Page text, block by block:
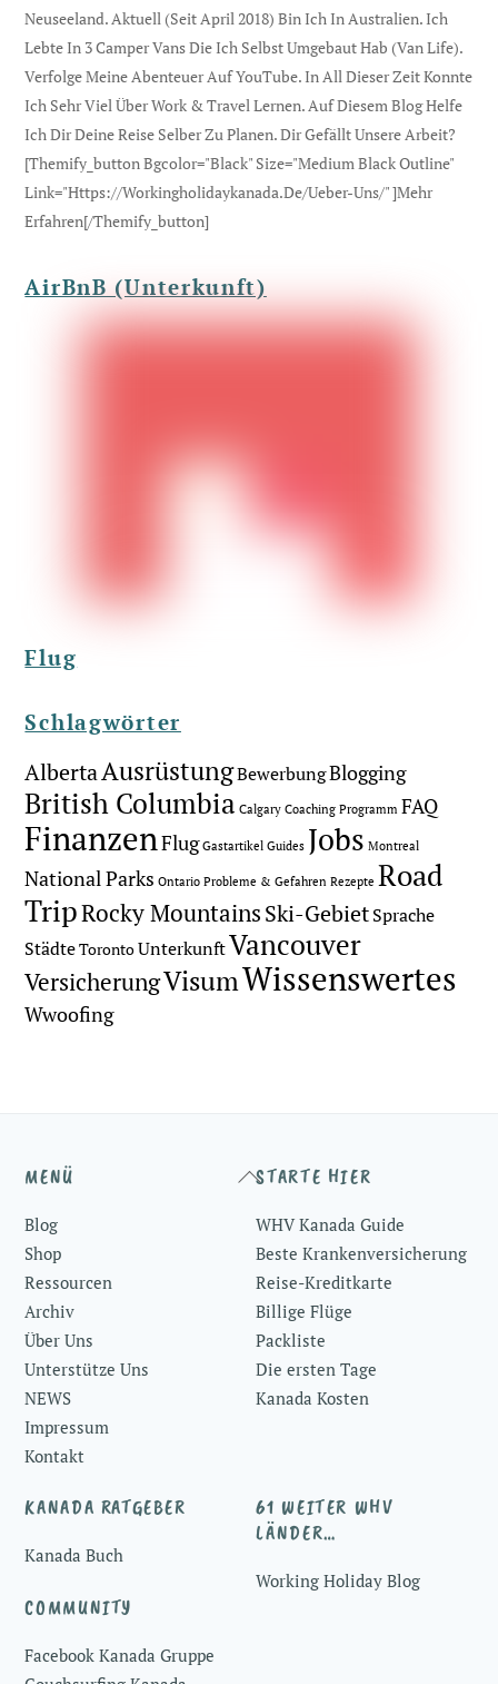
Neuseeland. Aktuell (seit April 2018) Bin Ich In Australien. Ich
Lebte In 3 Camper Vans Die Ich Selbst Umgebaut Hab (Van Life).
Verfolge Meine Abenteuer Auf YouTube. In All Dieser Zeit Konnte
Ich Sehr Viel Über Work & Travel Lernen. Auf Diesem Blog Helfe
Ich Dir Deine Reise Selber Zu Planen. Dir Gefällt Unsere Arbeit?
[themify_button Bgcolor="black" Size="medium Black Outline"
Link="https://workingholidaykanada.de/ueber-Uns/" ]Mehr
Erfahren[/themify_button]
AirBnB (Unterkunft)
Flug
Schlagwörter
AlbertaAusrüstungBewerbungBlogging
British Columbia Calgary Coaching Programm FAQ
FinanzenFlug Gastartikel Guides Jobs Montreal
National Parks Ontario Probleme & Gefahren Rezepte Road
TripRocky MountainsSki-GebietSprache
StädteTorontoUnterkunftVancouver
VersicherungVisumWissenswertes
Wwoofing
Back
Top
MENÜ
Blog
Shop
Ressourcen
Archiv
Über Uns
Unterstütze Uns
NEWS
Impressum
Kontakt
STARTE HIER
WHV Kanada Guide
Beste Krankenversicherung
Reise-Kreditkarte
Billige Flüge
Packliste
Die ersten Tage
Kanada Kosten
KANADA RATGEBER
Kanada Buch
COMMUNITY
Facebook Kanada Gruppe
61 WEITER WHV
LÄNDER…
Working Holiday Blog